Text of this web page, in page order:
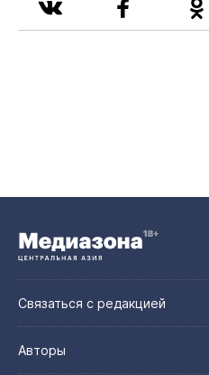
Связаться с редакцией
Авторы